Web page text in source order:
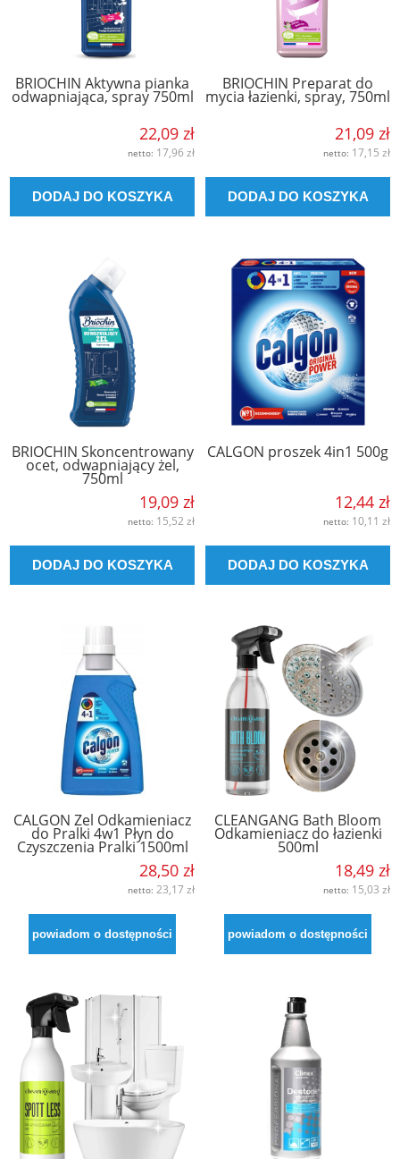
BRIOCHIN Aktywna pianka
odwapniająca, spray 750ml
22,09 zł
netto: 17,96 zł
DODAJ DO KOSZYKA
BRIOCHIN Preparat do
mycia łazienki, spray, 750ml
21,09 zł
netto: 17,15 zł
DODAJ DO KOSZYKA
BRIOCHIN Skoncentrowany
ocet, odwapniający żel,
750ml
19,09 zł
netto: 15,52 zł
DODAJ DO KOSZYKA
CALGON proszek 4in1 500g
12,44 zł
netto: 10,11 zł
DODAJ DO KOSZYKA
CALGON Żel Odkamieniacz
do Pralki 4w1 Płyn do
Czyszczenia Pralki 1500ml
28,50 zł
netto: 23,17 zł
powiadom o dostępności
CLEANGANG Bath Bloom
Odkamieniacz do łazienki
500ml
18,49 zł
netto: 15,03 zł
powiadom o dostępności